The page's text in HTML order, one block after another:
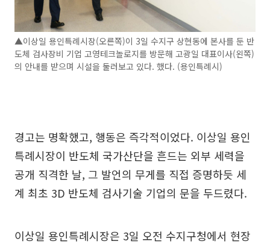
▲이상일 용인특례시장(오른쪽)이 3일 수지구 상현동에 본사를 둔 반
도체 검사장비 기업 고영테크놀로지를 방문해 고광일 대표이사(왼쪽)
의 안내를 받으며 시설을 둘러보고 있다. 했다. (용인특례시)
경고는 명확했고, 행동은 즉각적이었다. 이상일 용인
특례시장이 반도체 국가산단을 흔드는 외부 세력을
공개 직격한 날, 그 발언의 무게를 직접 증명하듯 세
계 최초 3D 반도체 검사기술 기업의 문을 두드렸다.
이상일 용인특례시장은 3일 오전 수지구청에서 현장